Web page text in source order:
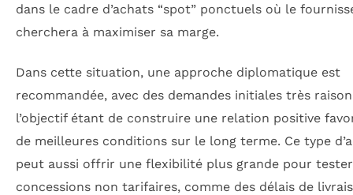
dans le cadre d’achats “spot” ponctuels où le
cherchera à maximiser sa marge.
Dans cette situation, une approche diplomatique est
recommandée, avec des demandes initiales très
l’objectif étant de construire une relation positive
de meilleures conditions sur le long terme. Ce type
peut aussi offrir une flexibilité plus grande pour
concessions non tarifaires, comme des délais de